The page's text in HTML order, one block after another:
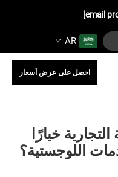
AR
احصل على عرض أسعار
خيارًا
اللوجستية؟